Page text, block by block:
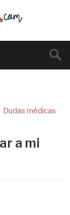
Dudas médicas
a mi